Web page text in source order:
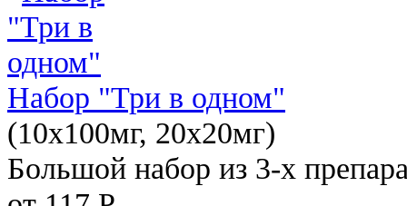
Набор "Три в одном"
(10x100мг, 20x20мг)
Большой набор из 3-х